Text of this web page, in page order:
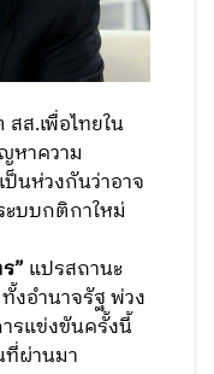
ส.เพื่อไทยใน
หาความ
ป็นห่วงกันว่าอาจ
บบกติกาใหม่
” ​แปรสถานะ
งอำนาจรัฐ พ่วง
รแข่งขันครั้งนี้
ที่ผ่านมา